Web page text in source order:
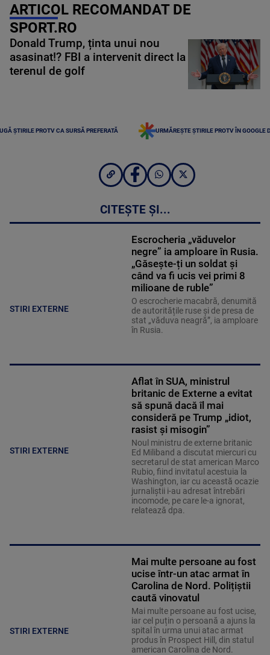
ARTICOL RECOMANDAT DE
SPORT.RO
Donald Trump, ținta unui nou
asasinat!? FBI a intervenit direct la
terenul de golf
ȘTIRILE PROTV CA SURSĂ PREFERATĂ URMĂREȘTE ȘTIRILE PROTV ÎN GOOGLE
CITEȘTE ȘI...
STIRI EXTERNE
Escrocheria „văduvelor
negre” ia amploare în Rusia.
„Găsește-ți un soldat și
când va fi ucis vei primi 8
milioane de ruble”
O escrocherie macabră, denumită
de autoritățile ruse și de presa de
stat „văduva neagră”, ia amploare
în Rusia.
STIRI EXTERNE
Aflat în SUA, ministrul
britanic de Externe a evitat
să spună dacă îl mai
consideră pe Trump „idiot,
rasist și misogin”
Noul ministru de externe britanic
Ed Miliband a discutat miercuri cu
secretarul de stat american Marco
Rubio, fiind invitatul acestuia la
Washington, iar cu această ocazie
jurnaliştii i-au adresat întrebări
incomode, pe care le-a ignorat,
relatează dpa.
STIRI EXTERNE
Mai multe persoane au fost
ucise într-un atac armat în
Carolina de Nord. Polițiștii
caută vinovatul
Mai multe persoane au fost ucise,
iar cel puțin o persoană a ajuns la
spital în urma unui atac armat
produs în Prospect Hill, din statul
american Carolina de Nord.